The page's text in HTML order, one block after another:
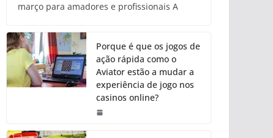
março para amadores e profissionais A
Porque é que os jogos de
ação rápida como o
Aviator estão a mudar a
experiência de jogo nos
casinos online?